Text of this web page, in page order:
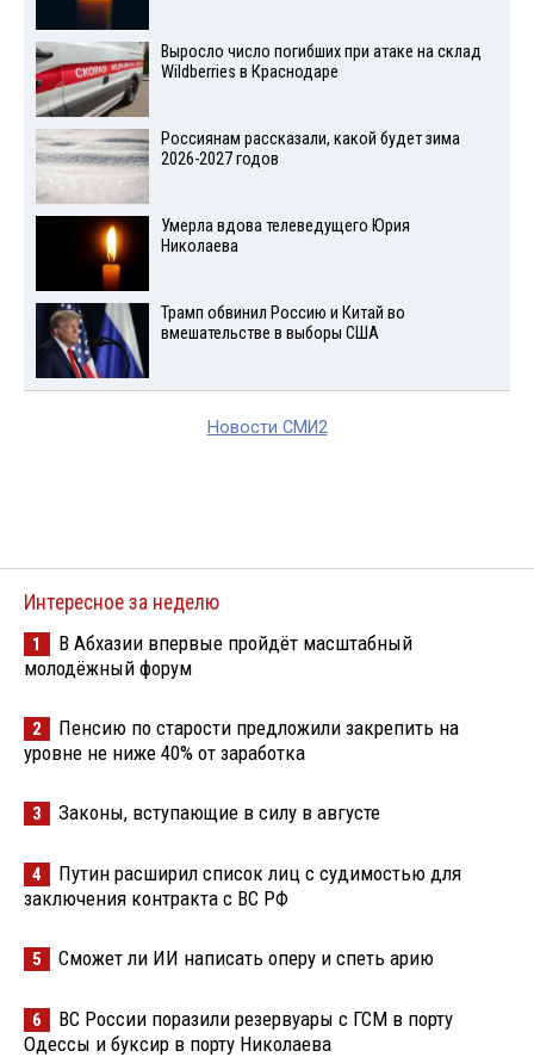
Выросло число погибших при атаке на склад
Wildberries в Краснодаре
Россиянам рассказали, какой будет зима
2026-2027 годов
Умерла вдова телеведущего Юрия
Николаева
Трамп обвинил Россию и Китай во
вмешательстве в выборы США
Новости СМИ2
Интересное за неделю
1
В Абхазии впервые пройдёт масштабный
молодёжный форум
2
Пенсию по старости предложили закрепить на
уровне не ниже 40% от заработка
3 Законы, вступающие в силу в августе
4
Путин расширил список лиц с судимостью для
заключения контракта с ВС РФ
5 Сможет ли ИИ написать оперу и спеть арию
6
ВС России поразили резервуары с ГСМ в порту
Одессы и буксир в порту Николаева